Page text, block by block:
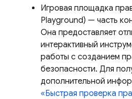
Игровая площадка
Playground) — часть
Она предоставляет
интерактивный
работы с созданием
безопасности. Для
дополнительной
«Быстрая проверка